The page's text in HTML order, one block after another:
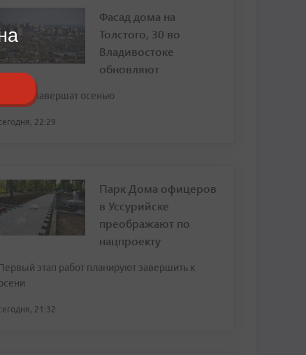
Фасад дома на
Толстого, 30 во
Владивостоке
обновляют
Работы завершат осенью
22:29
Парк Дома офицеров
в Уссурийске
преображают по
нацпроекту
этап работ планируют завершить к
21:32